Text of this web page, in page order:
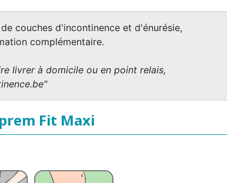
couches d'incontinence et d'énurésie,
complémentaire.
livrer à domicile ou en point relais,
Fit Maxi